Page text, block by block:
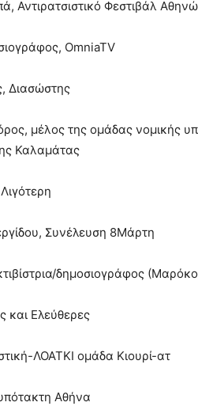
Αντιρατσιστικό Φεστιβάλ
OmniaTV
Διασώστης
μέλος της ομάδας νομικής
Καλαμάτας
Συνέλευση 8Μάρτη
δημοσιογράφος
και Ελεύθερες
ΛΟΑΤΚΙ ομάδα Κιουρί-ατ
Αθήνα